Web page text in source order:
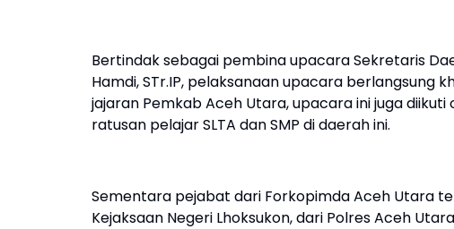
Bertindak sebagai pembina upacara Sekretaris
Hamdi, STr.IP, pelaksanaan upacara berlangsung
jajaran Pemkab Aceh Utara, upacara ini juga
ratusan pelajar SLTA dan SMP di daerah ini.
Sementara pejabat dari Forkopimda Aceh Utara
Kejaksaan Negeri Lhoksukon, dari Polres Aceh